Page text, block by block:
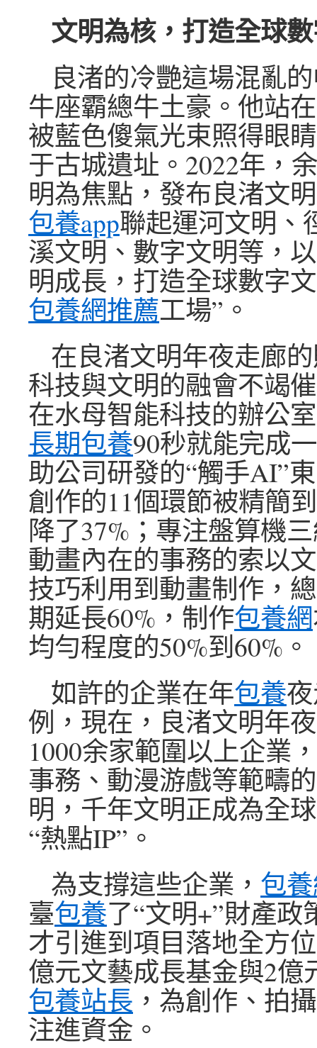
文明為核，打造全球
良渚的冷艷這場混亂
牛座霸總牛土豪。他站
被藍色傻氣光束照得眼
于古城遺址。2022年，
明為焦點，發布良渚文
包養app聯起運河文明、
溪文明、數字文明等，
明成長，打造全球數字
包養網推薦工場”。
在良渚文明年夜走廊
科技與文明的融會不竭
在水母智能科技的辦公
長期包養90秒就能完成
助公司研發的“觸手AI”
創作的11個環節被精簡
降了37%；專注盤算機
動畫內在的事務的索以
技巧利用到動畫制作，
期延長60%，制作包養網
均勻程度的50%到60%。
如許的企業在年包養
例，現在，良渚文明年
1000余家範圍以上企業
事務、動漫游戲等範疇
明，千年文明正成為全
“熱點IP”。
為支撐這些企業， 包
臺包養了“文明+”財產政
才引進到項目落地全方
億元文藝成長基金與2億
包養站長 ，為創作、拍
注進資金。